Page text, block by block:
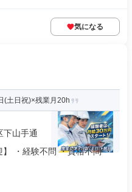
気になる
(土日祝)×残業月20h
下山手通
・経験不問 ・資格不問 ・